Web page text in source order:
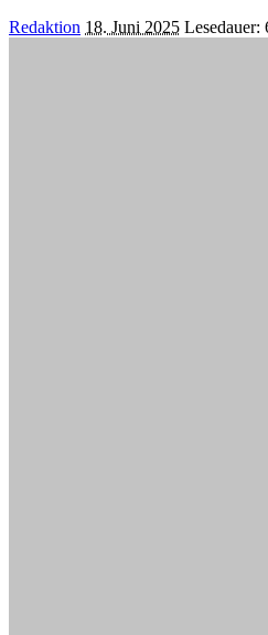
Posted
Redaktion 18. Juni 2025 Lesedauer: